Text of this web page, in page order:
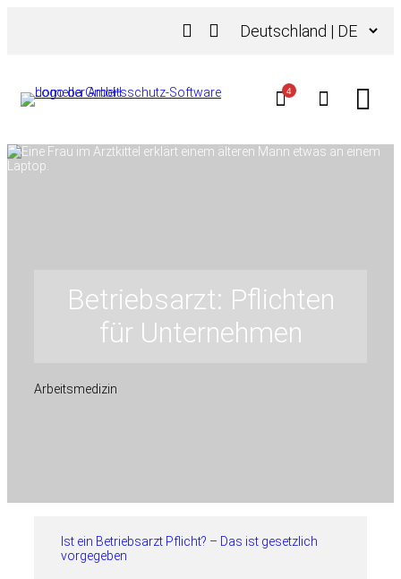
auswählen
4
Betriebsarzt: Pflichten
für Unternehmen
Arbeitsmedizin
Ist ein Betriebsarzt Pflicht? – Das ist gesetzlich
vorgegeben